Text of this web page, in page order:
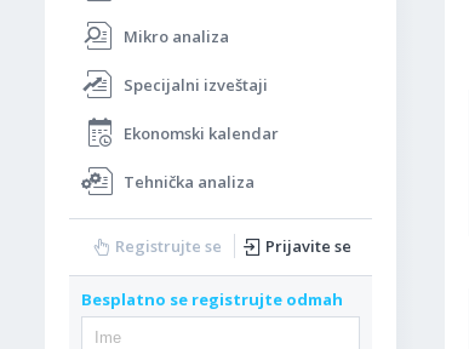
Mikro analiza
Specijalni izveštaji
Ekonomski kalendar
Tehnička analiza
Registrujte se Prijavite se
Besplatno se registrujte odmah